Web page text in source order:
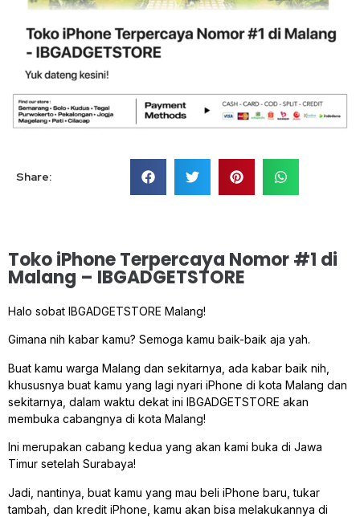
Share:
Toko iPhone Terpercaya Nomor #1 di
Malang – IBGADGETSTORE
Halo sobat IBGADGETSTORE Malang!
Gimana nih kabar kamu? Semoga kamu baik-baik aja yah.
Buat kamu warga Malang dan sekitarnya, ada kabar baik nih,
khususnya buat kamu yang lagi nyari iPhone di kota Malang dan
sekitarnya, dalam waktu dekat ini IBGADGETSTORE akan
membuka cabangnya di kota Malang!
Ini merupakan cabang kedua yang akan kami buka di Jawa
Timur setelah Surabaya!
Jadi, nantinya, buat kamu yang mau beli iPhone baru, tukar
tambah, dan kredit iPhone, kamu akan bisa melakukannya di